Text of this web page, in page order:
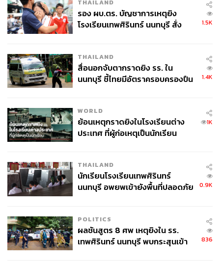
“การลงมือแก้ปัญหาสภาพภูมิอากาศในตอนนี้ไม่ใช่แค่เรื่อง
สิ่งแวดล้อม แต่มันคือเหตุผลด้านความมั่นคง สุขภาพ และ
WHO ยุโรป กล่าว พร้อมกับเสริมว่า การตัดสินใจของรัฐบาล
ในวันนี้จะเป็นตัวกำหนดภาระโรคภัยไข้เจ็บของเด็กๆ ใน
อนาคต
“ตอนนี้จึงเป็นหน้าที่ของพวกเราทุกคนที่จะต้องปฏิบัติตามคำ
แนะนำเหล่านี้และปกป้องคนรุ่นหลัง ผมขอให้คำมั่นว่าจะ
ทำให้การเปลี่ยนแปลงสภาพภูมิอากาศได้รับการปฏิบัติใน
ฐานะภาวะฉุกเฉินด้านสุขภาพอย่างที่มันเป็นจริง ๆ ในทั้ง 53
ขณะที่ โยฮัน ร็อกสตรอม ผู้อำนวยการสถาบันวิจัยผลกระทบ
ด้านสภาพภูมิอากาศพอทสดัม (Potsdam Institute for
Climate Impact Research) ขานรับรายงานฉบับนี้เช่นกัน
“เรากำลังล่วงละเมิดขีดจำกัดของโลกในหลายด้าน และสิ่งนี้
ปรากฏให้เห็นเป็นภัยคุกคามด้านสาธารณสุขต่อผู้คนนับล้าน
ทั่วโลกแล้ว สถานการณ์ที่กำลังเกิดขึ้นกับโลกนี้คือหลักฐาน
THAILAND
รอง ผบ.ตร. บัญชาการเหตุยิง
โรงเรียนเทพศิรินทร์ นนทบุรี สั่ง
1.5K
THAILAND
สื่อนอกจับตากราดยิง รร. ใน
นนทบุรี ชี้ไทยมีอัตราครอบครองปืน
1.4K
WORLD
ย้อนเหตุกราดยิงในโรงเรียนต่าง
ประเทศ ที่ผู้ก่อเหตุเป็นนักเรียน
1K
THAILAND
นักเรียนโรงเรียนเทพศิรินทร์
นนทบุรี อพยพเข้ายังพื้นที่ปลอดภัย
0.9K
POLITICS
ผลชันสูตร 8 ศพ เหตุยิงใน รร.
เทพศิรินทร์ นนทบุรี พบกระสุนเข้า
836